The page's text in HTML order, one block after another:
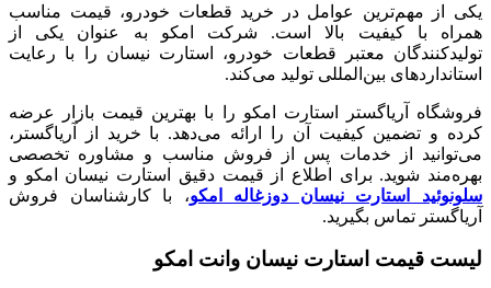
یکی از مهم‌ترین عوامل در خرید قطعات خودرو، قیمت مناسب
همراه با کیفیت بالا است. شرکت امکو به عنوان یکی از
تولیدکنندگان معتبر قطعات خودرو، استارت نیسان را با رعایت
استانداردهای بین‌المللی تولید می‌کند.
فروشگاه آریاگستر استارت امکو را با بهترین قیمت بازار عرضه
کرده و تضمین کیفیت آن را ارائه می‌دهد. با خرید از آریاگستر،
می‌توانید از خدمات پس از فروش مناسب و مشاوره تخصصی
بهره‌مند شوید. برای اطلاع از قیمت دقیق استارت نیسان امکو و
سلونوئید استارت نیسان دوزغاله امکو، با کارشناسان فروش
آریاگستر تماس بگیرید.
لیست قیمت استارت نیسان وانت امکو